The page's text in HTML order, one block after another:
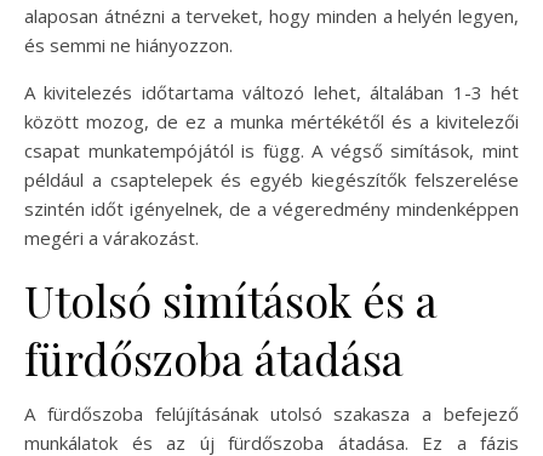
alaposan átnézni a terveket, hogy minden a helyén legyen,
és semmi ne hiányozzon.
A kivitelezés időtartama változó lehet, általában 1-3 hét
között mozog, de ez a munka mértékétől és a kivitelezői
csapat munkatempójától is függ. A végső simítások, mint
például a csaptelepek és egyéb kiegészítők felszerelése
szintén időt igényelnek, de a végeredmény mindenképpen
megéri a várakozást.
Utolsó simítások és a
fürdőszoba átadása
A fürdőszoba felújításának utolsó szakasza a befejező
munkálatok és az új fürdőszoba átadása. Ez a fázis